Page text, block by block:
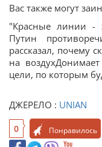
Вас также могут
"Красные линии -
Путин
рассказал, почему
на
цели, по которым
ДЖЕРЕЛО : UNIAN
0 Понравилось